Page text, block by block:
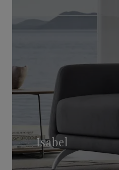
Isabel